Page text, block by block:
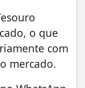
o que
com
mercado.